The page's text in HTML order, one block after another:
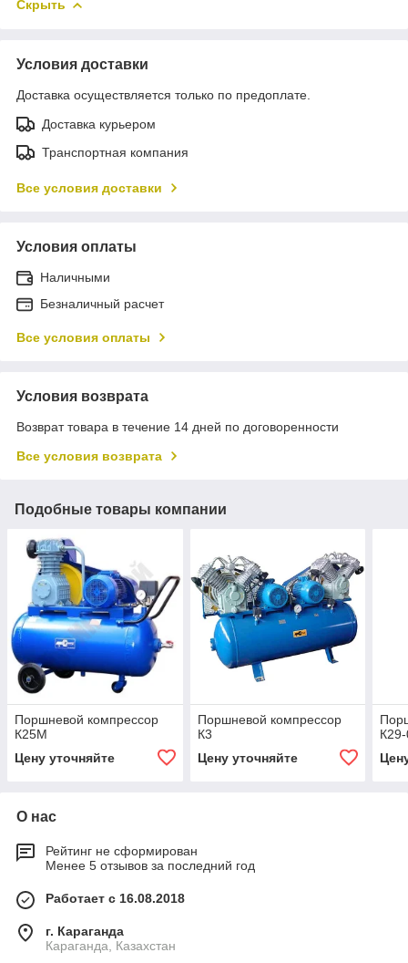
Скрыть
Условия доставки
Доставка осуществляется только по предоплате.
Доставка курьером
Транспортная компания
Все условия доставки
Условия оплаты
Наличными
Безналичный расчет
Все условия оплаты
Условия возврата
Возврат товара в течение 14 дней по договоренности
Все условия возврата
Подобные товары компании
Поршневой компрессор
К25М
Цену уточняйте
Поршневой компрессор
К3
Цену уточняйте
О нас
Рейтинг не сформирован
Менее 5 отзывов за последний год
Работает с 16.08.2018
г. Караганда
Караганда, Казахстан